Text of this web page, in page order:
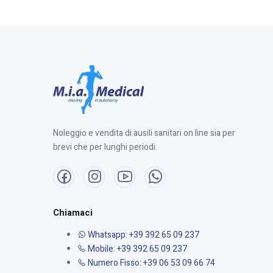
Noleggio e vendita di ausili sanitari on line sia per
brevi che per lunghi periodi.
Chiamaci
Whatsapp: +39 392 65 09 237
Mobile: +39 392 65 09 237
Numero Fisso: +39 06 53 09 66 74